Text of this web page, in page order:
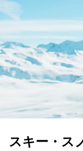
スキー・ス